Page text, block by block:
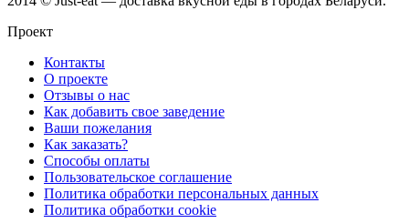
Проект
Контакты
О проекте
Отзывы о нас
Как добавить свое заведение
Ваши пожелания
Как заказать?
Способы оплаты
Пользовательское соглашение
Политика обработки персональных данных
Политика обработки cookie